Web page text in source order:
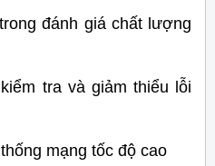
đánh giá chất lượng
tra và giảm thiểu lỗi
mạng tốc độ cao